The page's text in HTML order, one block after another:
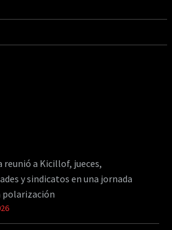
reunió a Kicillof, jueces,
y sindicatos en una jornada